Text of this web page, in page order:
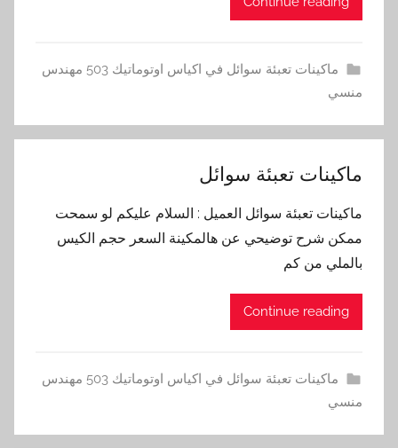
ماكينات تعبئة سوائل في اكياس اوتوماتيك 503 مهندس
منسي
ماكينات تعبئة سوائل
ماكينات تعبئة سوائل العميل : السلام عليكم لو سمحت
ممكن شرح توضيحي عن هالمكينة السعر حجم الكيس
بالملي من كم
Continue reading
ماكينات تعبئة سوائل في اكياس اوتوماتيك 503 مهندس
منسي